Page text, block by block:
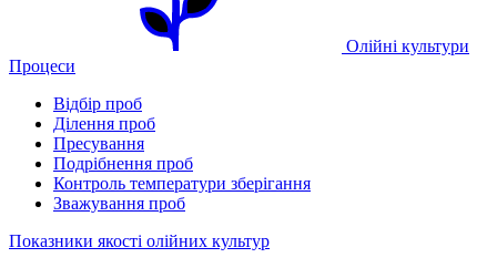
Олійні культури
Процеси
Відбір проб
Ділення проб
Пресування
Подрібнення проб
Контроль температури зберігання
Зважування проб
Показники якості олійних культур